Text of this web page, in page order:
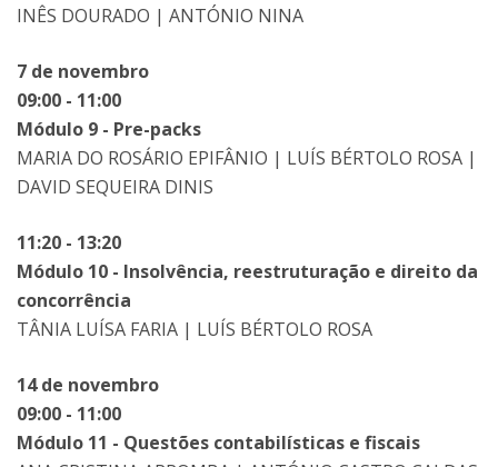
INÊS DOURADO | ANTÓNIO NINA
7 de novembro
09:00 - 11:00
Módulo 9 - Pre-packs
MARIA DO ROSÁRIO EPIFÂNIO | LUÍS BÉRTOLO ROSA |
DAVID SEQUEIRA DINIS
11:20 - 13:20
Módulo 10 - Insolvência, reestruturação e direito da
concorrência
TÂNIA LUÍSA FARIA | LUÍS BÉRTOLO ROSA
14 de novembro
09:00 - 11:00
Módulo 11 - Questões contabilísticas e fiscais